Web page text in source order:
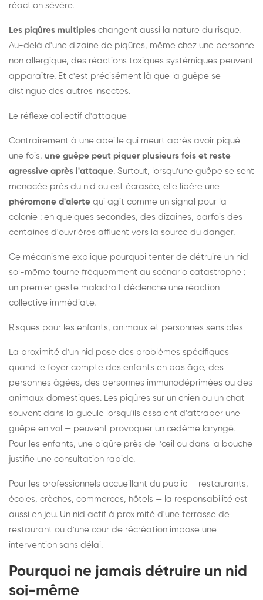
réaction sévère.
Les piqûres multiples changent aussi la nature du risque.
Au-delà d'une dizaine de piqûres, même chez une personne
non allergique, des réactions toxiques systémiques peuvent
apparaître. Et c'est précisément là que la guêpe se
distingue des autres insectes.
Le réflexe collectif d'attaque
Contrairement à une abeille qui meurt après avoir piqué
une fois, une guêpe peut piquer plusieurs fois et reste
agressive après l'attaque. Surtout, lorsqu'une guêpe se sent
menacée près du nid ou est écrasée, elle libère une
phéromone d'alerte qui agit comme un signal pour la
colonie : en quelques secondes, des dizaines, parfois des
centaines d'ouvrières affluent vers la source du danger.
Ce mécanisme explique pourquoi tenter de détruire un nid
soi-même tourne fréquemment au scénario catastrophe :
un premier geste maladroit déclenche une réaction
collective immédiate.
Risques pour les enfants, animaux et personnes sensibles
La proximité d'un nid pose des problèmes spécifiques
quand le foyer compte des enfants en bas âge, des
personnes âgées, des personnes immunodéprimées ou des
animaux domestiques. Les piqûres sur un chien ou un chat —
souvent dans la gueule lorsqu'ils essaient d'attraper une
guêpe en vol — peuvent provoquer un œdème laryngé.
Pour les enfants, une piqûre près de l'œil ou dans la bouche
justifie une consultation rapide.
Pour les professionnels accueillant du public — restaurants,
écoles, crèches, commerces, hôtels — la responsabilité est
aussi en jeu. Un nid actif à proximité d'une terrasse de
restaurant ou d'une cour de récréation impose une
intervention sans délai.
Pourquoi ne jamais détruire un nid
soi-même